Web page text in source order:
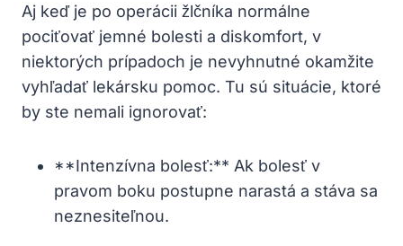
Aj keď je po operácii žlčníka normálne
pociťovať jemné bolesti a diskomfort, v
niektorých prípadoch je nevyhnutné okamžite
vyhľadať lekársku pomoc. Tu sú situácie, ktoré
by ste nemali ignorovať:
**Intenzívna bolesť:** Ak bolesť v
pravom boku postupne narastá a stáva sa
neznesiteľnou.